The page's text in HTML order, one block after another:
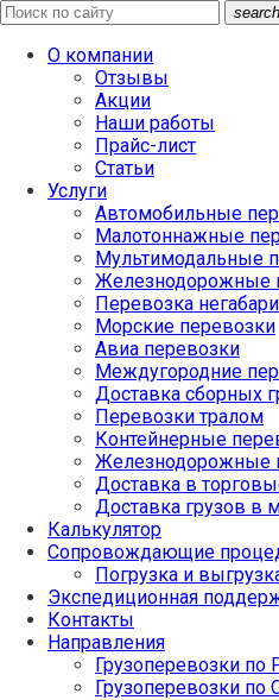
search
О компании
Отзывы
Акции
Наши работы
Прайс-лист
Статьи
Услуги
Автомобильные
Малотоннажные
Мультимодальные
Железнодорожные
Перевозка
Морские перевозки
Авиа перевозки
Междугородние
Доставка сборных
Перевозки тралом
Контейнерные
Железнодорожные
Доставка в
Доставка грузов в
Калькулятор
Сопровождающие
Погрузка и
Экспедиционная
Контакты
Направления
Грузоперевозки по
Грузоперевозки по